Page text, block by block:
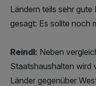
Ländern teils sehr
gesagt: Es sollte noch
Reindl: Neben
Staatshaushalten wird
Länder gegenüber